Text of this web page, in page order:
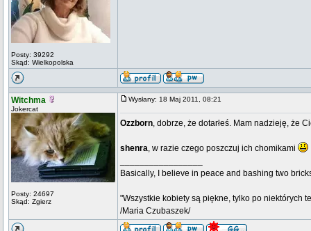
Posty: 39292
Skąd: Wielkopolska
Witchma
Jokercat
Posty: 24697
Skąd: Zgierz
Wysłany: 18 Maj 2011, 08:21
Ozzborn, dobrze, że dotarłeś. Mam nadzieję, że
shenra, w razie czego poszczuj ich chomikami
Basically, I believe in peace and bashing two
"Wszystkie kobiety są piękne, tylko po niektórych
/Maria Czubaszek/